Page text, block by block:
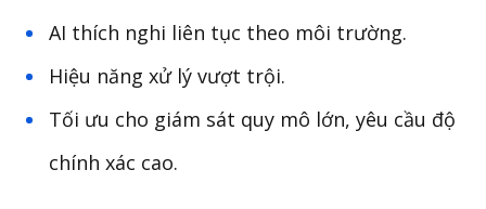
AI thích nghi liên tục theo môi trường.
Hiệu năng xử lý vượt trội.
Tối ưu cho giám sát quy mô lớn, yêu cầu độ
chính xác cao.